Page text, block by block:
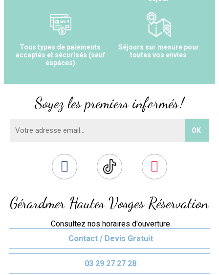
Tous types de paiements
acceptés et sécurisés (sauf
espèces)
Séjours sur mesure pour
toutes vos envies
Gérardmer Hautes Vosges Réservation
Consultez nos horaires d'ouverture
Contact / Devis Gratuit
03 29 27 27 28
Soyez les premiers informés !